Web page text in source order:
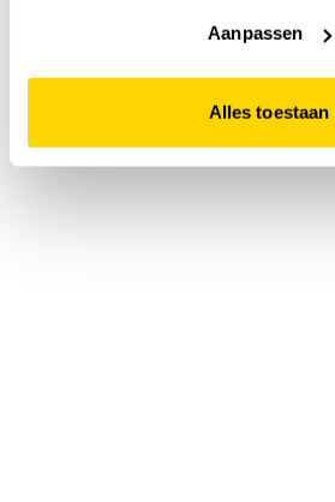
website niet optimaal functioneert.
Aanpassen
Alles toestaan